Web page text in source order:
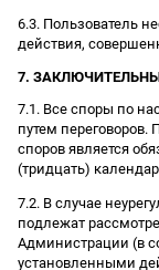
6.3. Пользователь
действия,
7.
7.1. Все споры по
путем переговоров.
споров является
(тридцать)
7.2. В случае
подлежат
Администрации (в
установленными